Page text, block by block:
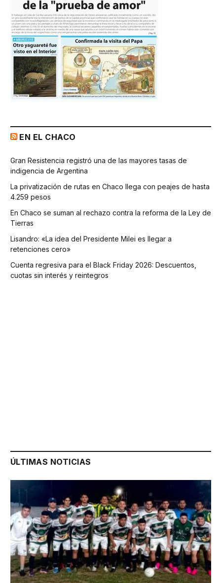
EN EL CHACO
Gran Resistencia registró una de las mayores tasas de
indigencia de Argentina
La privatización de rutas en Chaco llega con peajes de hasta
4.259 pesos
En Chaco se suman al rechazo contra la reforma de la Ley de
Tierras
Lisandro: «La idea del Presidente Milei es llegar a
retenciones cero»
Cuenta regresiva para el Black Friday 2026: Descuentos,
cuotas sin interés y reintegros
ÚLTIMAS NOTICIAS